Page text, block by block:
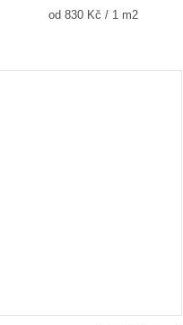
Měrná
od 830 Kč / 1 m2